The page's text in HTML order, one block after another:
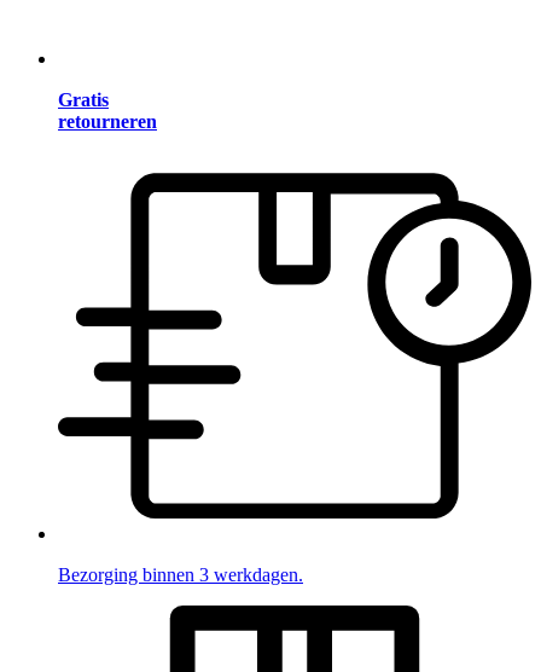
Gratis
retourneren
Bezorging binnen 3 werkdagen.